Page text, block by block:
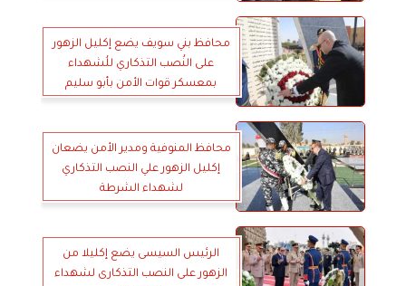
محافظ بني سويف يضع إكليل الزهور
على النُصب التذكاري للُشهداء
بمعسكر قوات الأمن بأبو سليم
محافظ المنوفية ومدير الأمن يضعان
إكليل الزهور علي النصب التذكاري
لشهداء الشرطة
الرئيس السيسى يضع إكليلا من
الزهور على النصب التذكارى لشهداء